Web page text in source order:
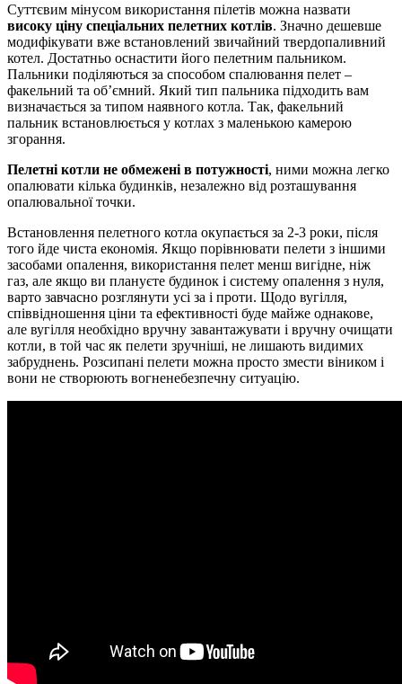
Суттєвим мінусом використання пілетів можна назвати
високу ціну спеціальних пелетних котлів. Значно дешевше
модифікувати вже встановлений звичайний твердопаливний
котел. Достатньо оснастити його пелетним пальником.
Пальники поділяються за способом спалювання пелет –
факельний та об’ємний. Який тип пальника підходить вам
визначається за типом наявного котла. Так, факельний
пальник встановлюється у котлах з маленькою камерою
згорання.
Пелетні котли не обмежені в потужності, ними можна легко
опалювати кілька будинків, незалежно від розташування
опалювальної точки.
Встановлення пелетного котла окупається за 2-3 роки, після
того йде чиста економія. Якщо порівнювати пелети з іншими
засобами опалення, використання пелет менш вигідне, ніж
газ, але якщо ви плануєте будинок і систему опалення з нуля,
варто завчасно розглянути усі за і проти. Щодо вугілля,
співвідношення ціни та ефективності буде майже однакове,
але вугілля необхідно вручну завантажувати і вручну очищати
котли, в той час як пелети зручніші, не лишають видимих
забруднень. Розсипані пелети можна просто змести віником і
вони не створюють вогненебезпечну ситуацію.